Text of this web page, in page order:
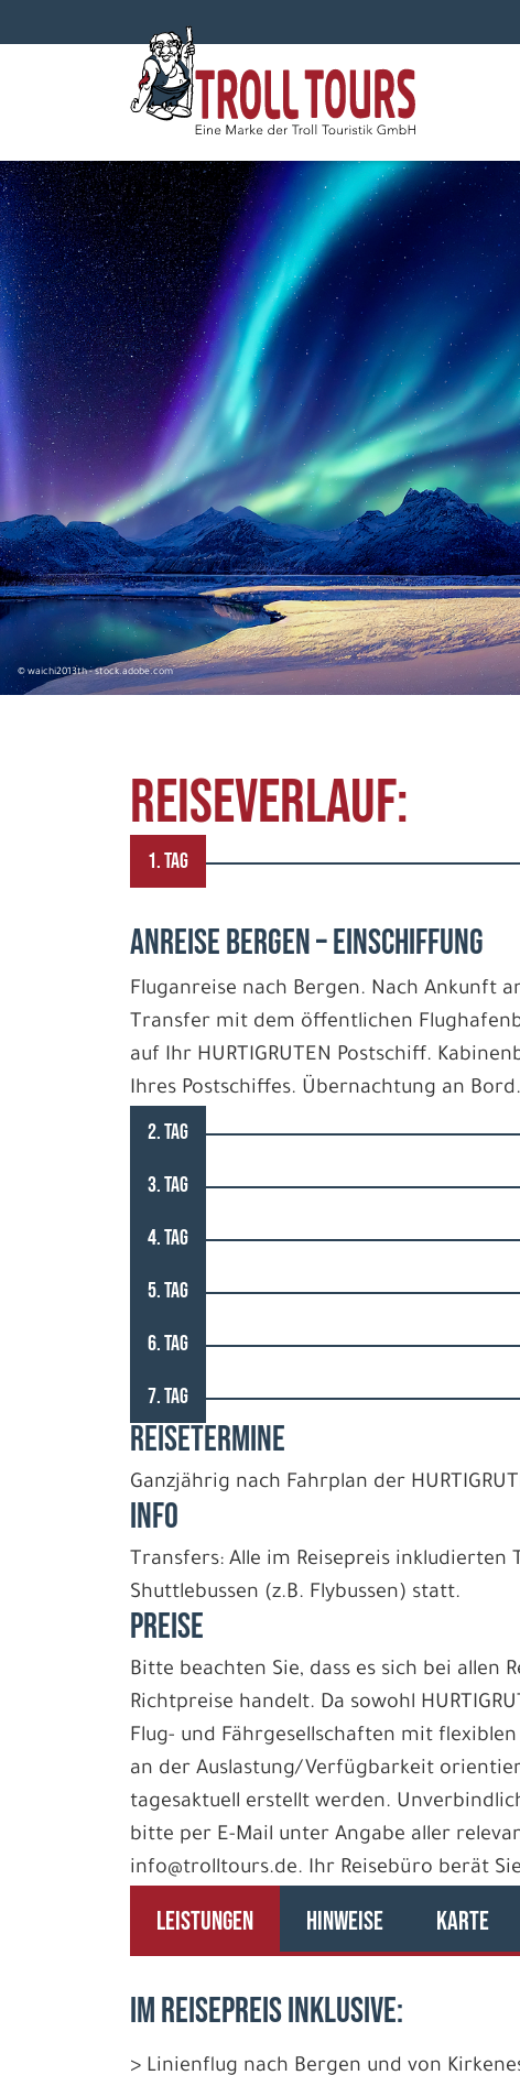
© waichi2013th - stock.adobe.com
REISEVERLAUF:
1. TAG
Anreise Bergen – Einschiffung
Fluganreise nach Bergen. Nach Ankunft
Transfer mit dem öffentlichen
auf Ihr HURTIGRUTEN Postschiff.
Ihres Postschiffes. Übernachtung an Bord.
2. TAG
3. TAG
4. TAG
5. TAG
6. TAG
7. TAG
REISETERMINE
Ganzjährig nach Fahrplan der
INFO
Transfers: Alle im Reisepreis
Shuttlebussen (z.B. Flybussen) statt.
PREISE
Bitte beachten Sie, dass es sich bei allen
Richtpreise handelt. Da sowohl
Flug- und Fährgesellschaften mit
an der Auslastung/Verfügbarkeit
tagesaktuell erstellt werden.
bitte per E-Mail unter Angabe aller
info@trolltours.de. Ihr Reisebüro berät
LEISTUNGEN HINWEISE KARTE
IM REISEPREIS INKLUSIVE:
> Linienflug nach Bergen und von